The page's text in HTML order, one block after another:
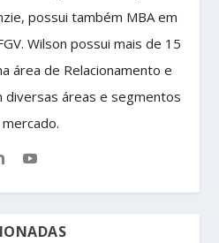
possui também MBA em
Wilson possui mais de 15
área de Relacionamento e
diversas áreas e segmentos